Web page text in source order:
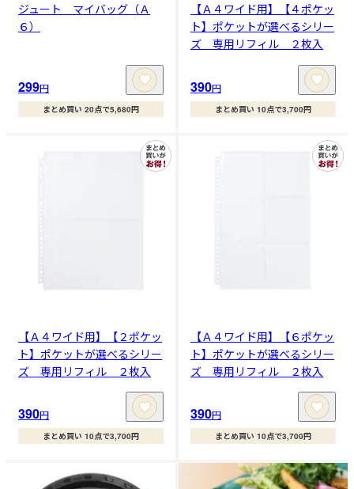
ジュート マイバッグ（Ａ
６）
299円
まとめ買い 20点で5,680円
【Ａ４ワイド用】【４ポケッ
ト】ポケットが選べるシリー
ズ 専用リフィル ２枚入
390円
まとめ買い 10点で3,700円
【Ａ４ワイド用】【２ポケッ
ト】ポケットが選べるシリー
ズ 専用リフィル ２枚入
390円
まとめ買い 10点で3,700円
【Ａ４ワイド用】【６ポケッ
ト】ポケットが選べるシリー
ズ 専用リフィル ２枚入
390円
まとめ買い 10点で3,700円